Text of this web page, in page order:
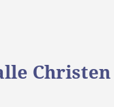
Christen